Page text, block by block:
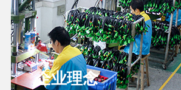
企业理念